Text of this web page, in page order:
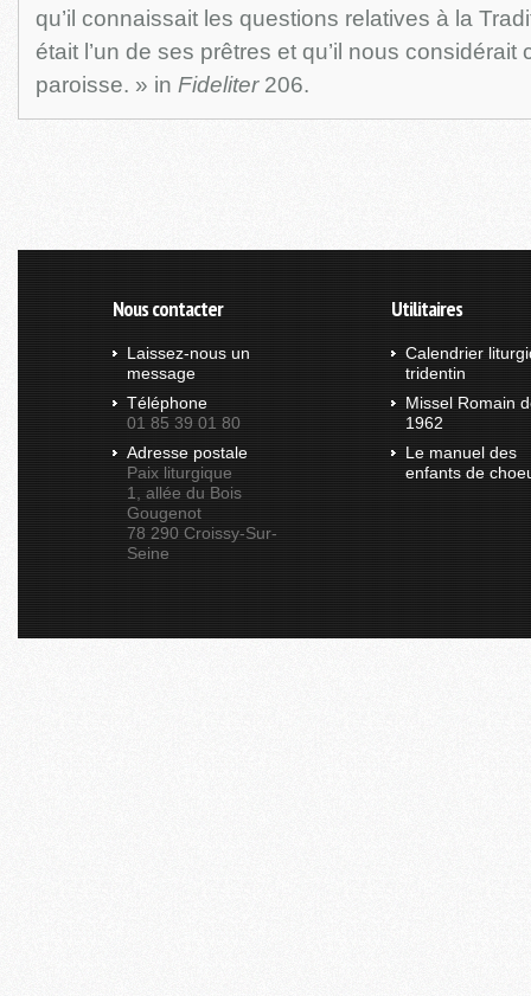
qu’il connaissait les questions relatives à la
était l’un de ses prêtres et qu’il nous considérait
paroisse. » in Fideliter206.
Nous contacter
Laissez-nous un
message
Téléphone
01 85 39 01 80
Adresse postale
Paix liturgique
1, allée du Bois
Gougenot
78 290 Croissy-Sur-
Seine
Utilitaires
Calendrier
tridentin
Missel Romain
1962
Le manuel des
enfants de